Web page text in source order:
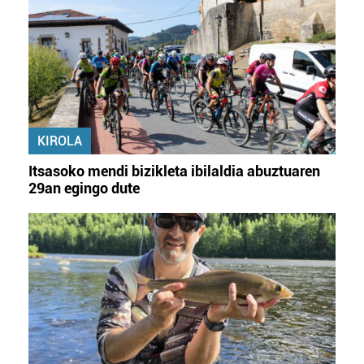
KIROLA
Itsasoko mendi bizikleta ibilaldia abuztuaren
29an egingo dute